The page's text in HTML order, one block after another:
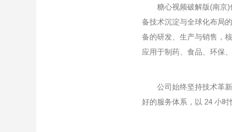
糖心视频破解版(南京)仪
备技术沉淀与全球化布局
备的研发、生产与销售，
应用于制药、食品、环保
公司始终坚持技术革新
好的服务体系，以 24 小